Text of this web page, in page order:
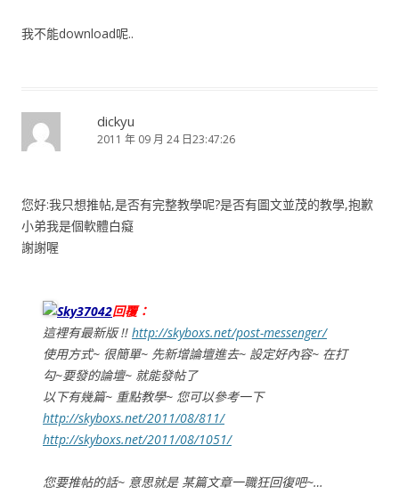
我不能download呢..
dickyu
2011 年 09 月 24 日23:47:26
您好:我只想推帖,是否有完整教學呢?是否有圖文並茂的教學,抱歉
小弟我是個軟體白癡
謝謝喔
Sky37042回覆：
這裡有最新版 !! http://skyboxs.net/post-messenger/
使用方式~ 很簡單~ 先新增論壇進去~ 設定好內容~ 在打
勾~要發的論壇~ 就能發帖了
以下有幾篇~ 重點教學~ 您可以參考一下
http://skyboxs.net/2011/08/811/
http://skyboxs.net/2011/08/1051/
您要推帖的話~ 意思就是 某篇文章一職狂回復吧~…